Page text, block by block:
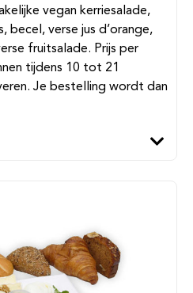
vegan kerriesalade,
becel, verse jus d’orange,
fruitsalade. Prijs per
tijdens 10 tot 21
Je bestelling wordt dan